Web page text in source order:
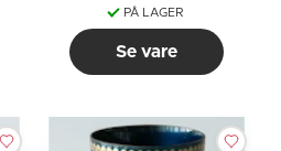
PÅ LAGER
Se vare